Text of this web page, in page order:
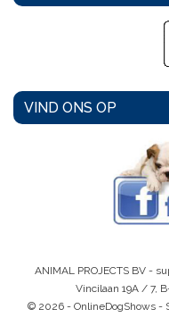
VIND ONS OP
ANIMAL PROJECTS BV -
Vincilaan 19A / 7,
© 2026 - OnlineDogShows -